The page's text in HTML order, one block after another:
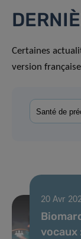
Certaines
version
20 Avr
vocaux